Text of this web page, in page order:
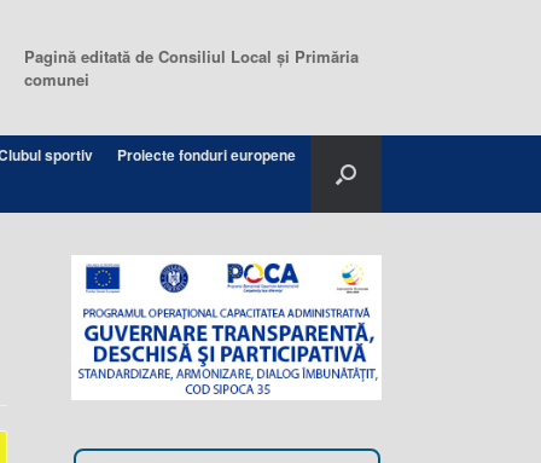
Pagină editată de Consiliul Local şi Primăria
comunei
sportiv
Proiecte fonduri europene